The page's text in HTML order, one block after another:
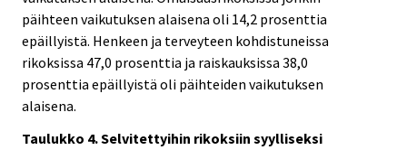
päihteen vaikutuksen alaisena oli 14,2 prosenttia
epäillyistä. Henkeen ja terveyteen kohdistuneissa
rikoksissa 47,0 prosenttia ja raiskauksissa 38,0
prosenttia epäillyistä oli päihteiden vaikutuksen
alaisena.
Taulukko 4. Selvitettyihin rikoksiin syylliseksi